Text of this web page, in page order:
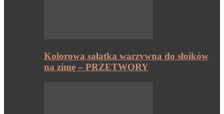
Kolorowa sałatka warzywna do słoików
na zimę – PRZETWORY